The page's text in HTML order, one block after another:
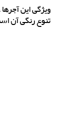
ویژگی این
تنوع رنگی آن